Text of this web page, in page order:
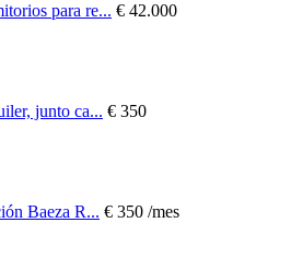
para re... € 42.000
junto ca... € 350
Baeza R... € 350 /mes